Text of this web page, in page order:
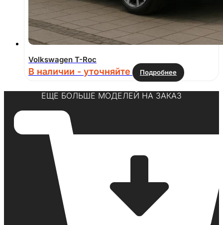
Volkswagen T-Roc
В наличии - уточняйте Подробнее
ЕЩЕ БОЛЬШЕ МОДЕЛЕЙ НА ЗАКАЗ